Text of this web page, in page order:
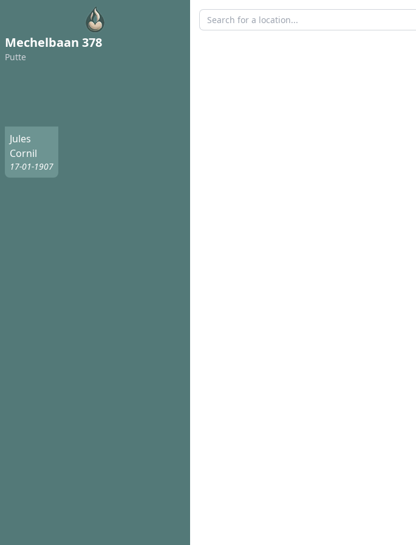
Mechelbaan 378
Putte
Jules
Cornil
17-01-1907